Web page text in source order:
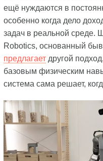
ещё нуждаются в
особенно когда дело
задач в реальной среде.
Robotics, основанный
предлагаетдругой
базовым физическим
система сама решает,